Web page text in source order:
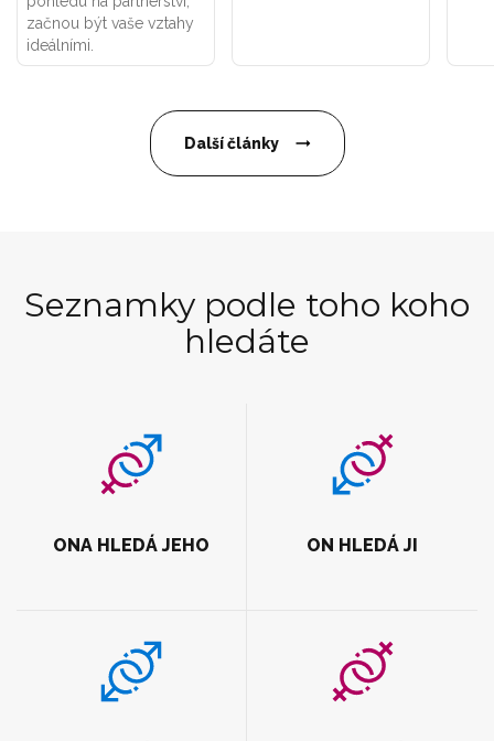
začnou být vaše vztahy
ideálními.
Další články
Seznamky podle toho koho
hledáte
ONA HLEDÁ JEHO ON HLEDÁ JI